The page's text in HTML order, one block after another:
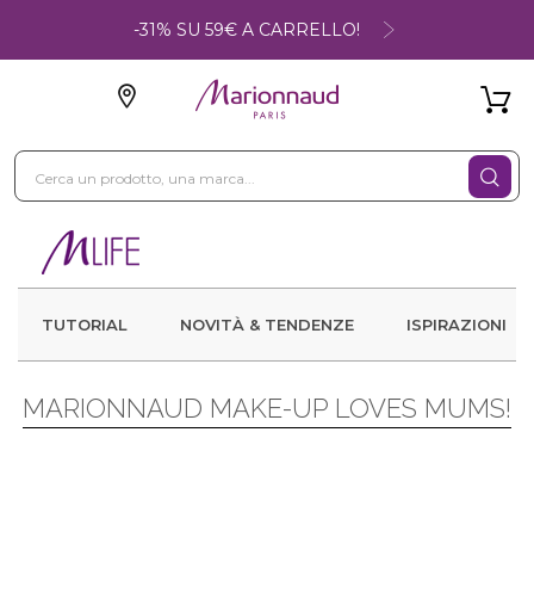
-31% SU 59€ A CARRELLO!
TUTORIAL NOVITÀ & TENDENZE ISPIRAZIONI
MARIONNAUD MAKE-UP LOVES MUMS!